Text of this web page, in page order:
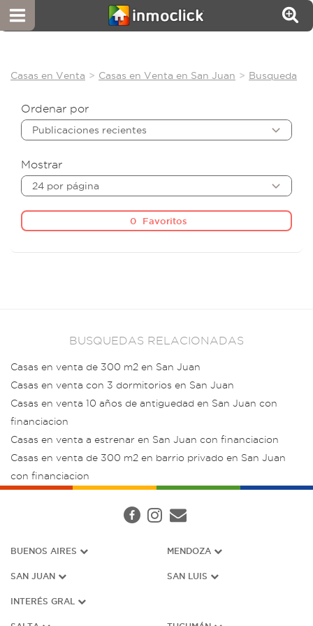
Casas en Venta Casas en Venta en San Juan Busqueda
Ordenar por
Publicaciones recientes
Mostrar
24 por página
0 Favoritos
BUSQUEDAS RELACIONADAS
Casas en venta de 300 m2 en San Juan
Casas en venta con 3 dormitorios en San Juan
Casas en venta 10 años de antiguedad en San Juan con
financiacion
Casas en venta a estrenar en San Juan con financiacion
Casas en venta de 300 m2 en barrio privado en San Juan
con financiacion
BUENOS AIRES MENDOZA
SAN JUAN SAN LUIS
INTERÉS GRAL